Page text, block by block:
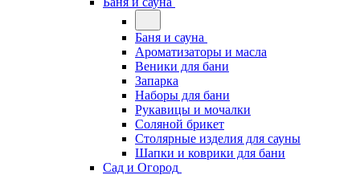
Баня и сауна
Ароматизаторы и масла
Веники для бани
Запарка
Наборы для бани
Рукавицы и мочалки
Соляной брикет
Столярные изделия для сауны
Шапки и коврики для бани
Сад и Огород